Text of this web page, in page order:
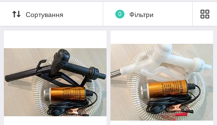
Сортування 0 Фільтри